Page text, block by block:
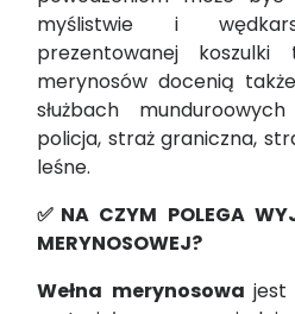
myślistwie i
prezentowanej
merynosów docenią
służbach
policja, straż graniczna,
leśne.
✅NA CZYM POLEGA
MERYNOSOWEJ?
Wełna merynosowa jest